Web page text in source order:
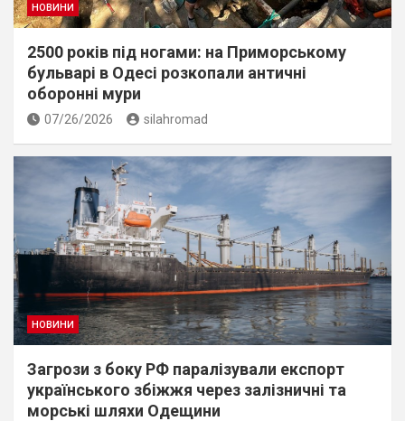
НОВИНИ
2500 років під ногами: на Приморському
бульварі в Одесі розкопали античні
оборонні мури
07/26/2026 silahromad
НОВИНИ
Загрози з боку РФ паралізували експорт
українського збіжжя через залізничні та
морські шляхи Одещини